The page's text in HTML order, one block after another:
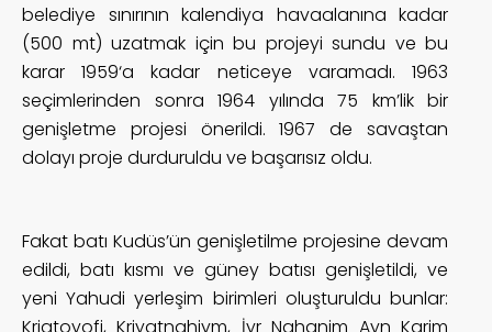
belediye sınırının kalendiya havaalanına kadar
(500 mt) uzatmak için bu projeyi sundu ve bu
karar 1959‘a kadar neticeye varamadı. 1963
seçimlerinden sonra 1964 yılında 75 km’lik bir
genişletme projesi önerildi. 1967 de savaştan
dolayı proje durduruldu ve başarısız oldu.
Fakat batı Kudüs’ün genişletilme projesine devam
edildi, batı kısmı ve güney batısı genişletildi, ve
yeni Yahudi yerleşim birimleri oluşturuldu bunlar:
Kriatoyofi, Kriyatnahiym, İyr Nahanim Ayn Karim